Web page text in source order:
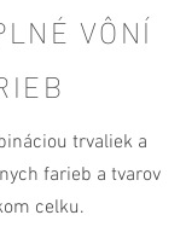
trvaliek a
farieb a tvarov
celku.
VÔNÍ